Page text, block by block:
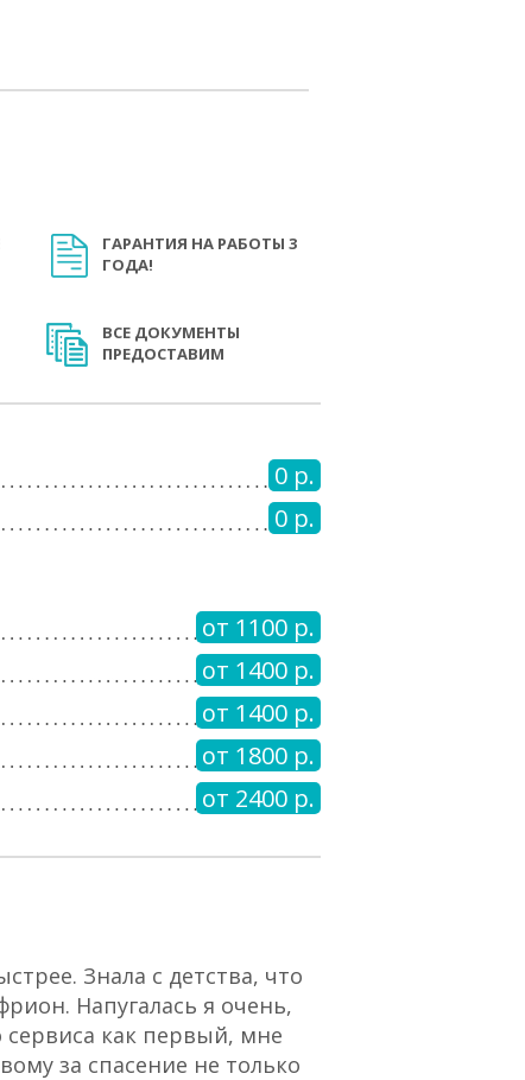
ГАРАНТИЯ НА РАБОТЫ 3
ГОДА!
ВСЕ ДОКУМЕНТЫ
ПРЕДОСТАВИМ
0 р.
0 р.
от 1100 р.
от 1400 р.
от 1400 р.
от 1800 р.
от 2400 р.
Знала с детства, что
Напугалась я очень,
сервиса как первый, мне
за спасение не только